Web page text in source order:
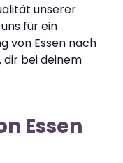
unserer
für ein
von Essen nach
dir bei deinem
Essen